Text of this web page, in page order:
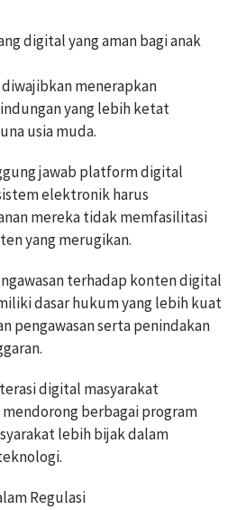
digital yang aman bagi anak
menerapkan
yang lebih ketat
usia muda.
jawab platform digital
elektronik harus
mereka tidak memfasilitasi
yang merugikan.
terhadap konten digital
dasar hukum yang lebih kuat
pengawasan serta penindakan
digital masyarakat
mendorong berbagai program
lebih bijak dalam
Regulasi